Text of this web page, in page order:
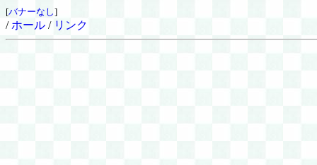
[バナーなし]
/ ホール / リンク